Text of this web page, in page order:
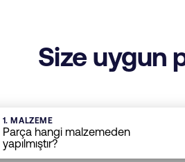
Size uygun
1. MALZEME
Parça hangi malzemeden
yapılmıştır?